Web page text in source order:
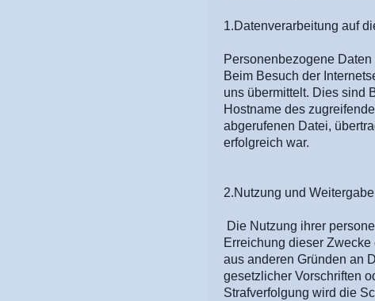
1.Datenverarbeitung auf
Personenbezogene
Beim Besuch der
uns übermittelt. Dies sind
Hostname des
abgerufenen Datei,
erfolgreich war.
2.Nutzung und Weitergabe
Die Nutzung ihrer
Erreichung dieser
aus anderen Gründen an
gesetzlicher Vorschriften
Strafverfolgung wird die